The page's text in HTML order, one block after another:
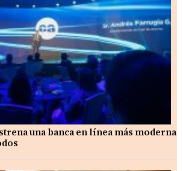
una banca en línea más moderna